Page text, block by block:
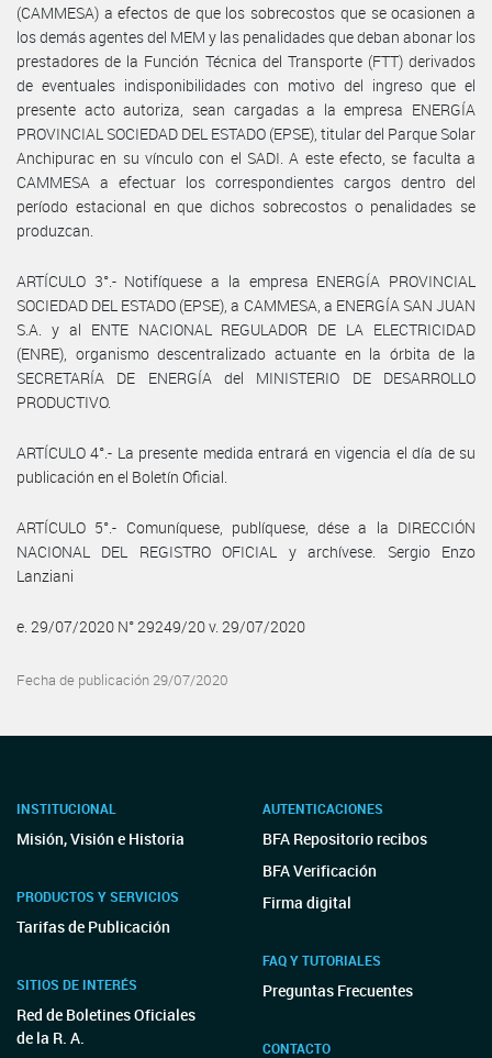
(CAMMESA) a efectos de que los sobrecostos que se ocasionen a
los demás agentes del MEM y las penalidades que deban abonar los
prestadores de la Función Técnica del Transporte (FTT) derivados
de eventuales indisponibilidades con motivo del ingreso que el
presente acto autoriza, sean cargadas a la empresa ENERGÍA
PROVINCIAL SOCIEDAD DEL ESTADO (EPSE), titular del Parque Solar
Anchipurac en su vínculo con el SADI. A este efecto, se faculta a
CAMMESA a efectuar los correspondientes cargos dentro del
período estacional en que dichos sobrecostos o penalidades se
produzcan.
ARTÍCULO 3°.- Notifíquese a la empresa ENERGÍA PROVINCIAL
SOCIEDAD DEL ESTADO (EPSE), a CAMMESA, a ENERGÍA SAN JUAN
S.A. y al ENTE NACIONAL REGULADOR DE LA ELECTRICIDAD
(ENRE), organismo descentralizado actuante en la órbita de la
SECRETARÍA DE ENERGÍA del MINISTERIO DE DESARROLLO
PRODUCTIVO.
ARTÍCULO 4°.- La presente medida entrará en vigencia el día de su
publicación en el Boletín Oficial.
ARTÍCULO 5°.- Comuníquese, publíquese, dése a la DIRECCIÓN
NACIONAL DEL REGISTRO OFICIAL y archívese. Sergio Enzo
Lanziani
e. 29/07/2020 N° 29249/20 v. 29/07/2020
Fecha de publicación 29/07/2020
INSTITUCIONAL
Misión, Visión e Historia
PRODUCTOS Y SERVICIOS
Tarifas de Publicación
SITIOS DE INTERÉS
Red de Boletines Oficiales
de la R. A.
AUTENTICACIONES
BFA Repositorio recibos
BFA Verificación
Firma digital
FAQ Y TUTORIALES
Preguntas Frecuentes
CONTACTO